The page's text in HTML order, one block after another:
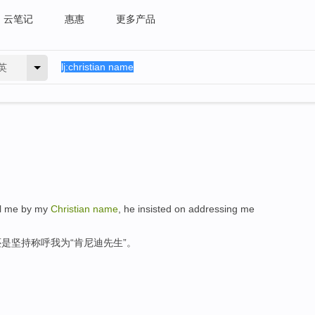
云笔记 惠惠 更多产品
me by my Christian name he insisted on addressing me
坚持称呼我为“肯尼迪先生”。